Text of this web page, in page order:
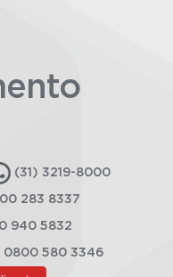
(31) 3219-8000
283 8337
940 5832
0800 580 3346